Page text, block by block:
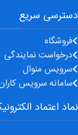
نماد اعتماد
دسترسی سریع
فروشگاه
درخواست نمایندگی
سرویس منوال
سامانه سرویس